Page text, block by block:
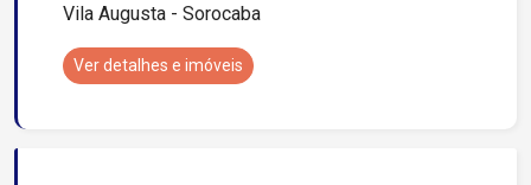
Vila Augusta - Sorocaba
Ver detalhes e imóveis